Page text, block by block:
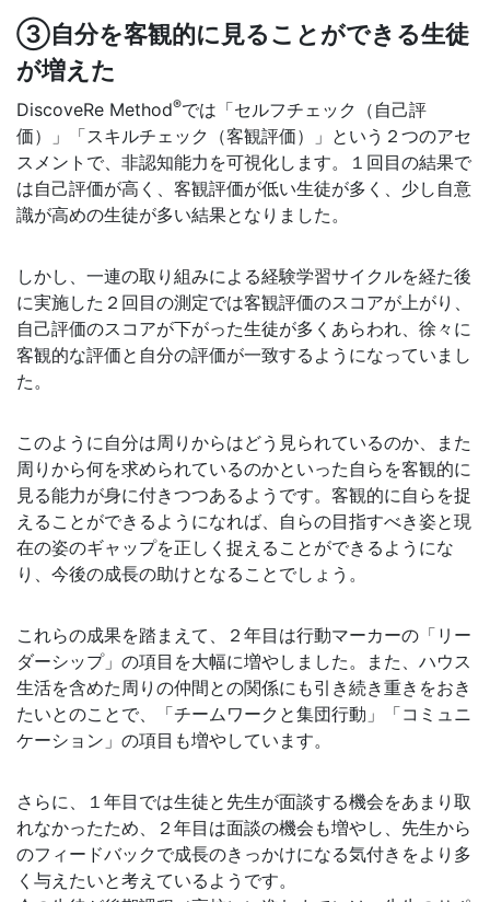
③自分を客観的に見ることができる生徒
が増えた
DiscoveRe Method®では「セルフチェック（自己評
価）」「スキルチェック（客観評価）」という２つのアセ
スメントで、非認知能力を可視化します。１回目の結果で
は自己評価が高く、客観評価が低い生徒が多く、少し自意
識が高めの生徒が多い結果となりました。
しかし、一連の取り組みによる経験学習サイクルを経た後
に実施した２回目の測定では客観評価のスコアが上がり、
自己評価のスコアが下がった生徒が多くあらわれ、徐々に
客観的な評価と自分の評価が一致するようになっていまし
た。
このように自分は周りからはどう見られているのか、また
周りから何を求められているのかといった自らを客観的に
見る能力が身に付きつつあるようです。客観的に自らを捉
えることができるようになれば、自らの目指すべき姿と現
在の姿のギャップを正しく捉えることができるようにな
り、今後の成長の助けとなることでしょう。
これらの成果を踏まえて、２年目は行動マーカーの「リー
ダーシップ」の項目を大幅に増やしました。また、ハウス
生活を含めた周りの仲間との関係にも引き続き重きをおき
たいとのことで、「チームワークと集団行動」「コミュニ
ケーション」の項目も増やしています。
さらに、１年目では生徒と先生が面談する機会をあまり取
れなかったため、２年目は面談の機会も増やし、先生から
のフィードバックで成長のきっかけになる気付きをより多
く与えたいと考えているようです。